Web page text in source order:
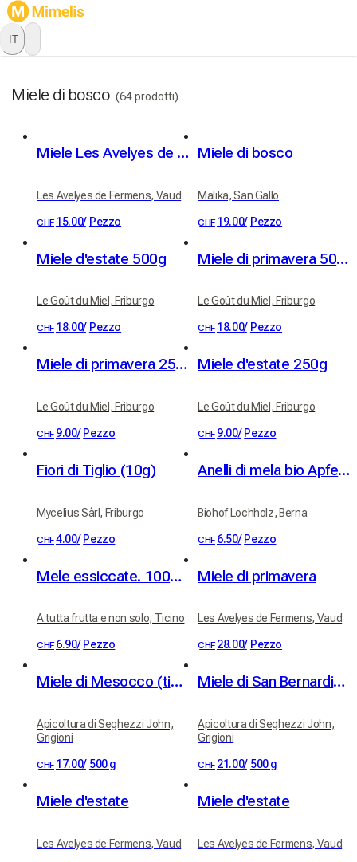
IT
Miele di bosco (64 prodotti)
Miele Les Avelyes de Fermens
Les Avelyes de Fermens, Vaud
CHF 15.00/ Pezzo
Miele di bosco
Malika, San Gallo
CHF 19.00/ Pezzo
Miele d'estate 500g
Le Goût du Miel, Friburgo
CHF 18.00/ Pezzo
Miele di primavera 500g
Le Goût du Miel, Friburgo
CHF 18.00/ Pezzo
Miele di primavera 250g
Le Goût du Miel, Friburgo
CHF 9.00/ Pezzo
Miele d'estate 250g
Le Goût du Miel, Friburgo
CHF 9.00/ Pezzo
Fiori di Tiglio (10g)
Mycelius Sàrl, Friburgo
CHF4.00/ Pezzo
Anelli di mela bio Apfelringli da alberi ad alto fusto 60 g
Biohof Lochholz, Berna
CHF 6.50/ Pezzo
Mele essiccate. 100% frutta
A tutta frutta e non solo, Ticino
CHF 6.90/ Pezzo
Miele di primavera
Les Avelyes de Fermens, Vaud
CHF 28.00/ Pezzo
Miele di Mesocco (tiglio e millefiori)
Apicoltura di Seghezzi John,
Grigioni
CHF 17.00/ 500 g
Miele di San Bernardino (rododendro - rosa alpina e millefiori)
Apicoltura di Seghezzi John,
Grigioni
CHF 21.00/ 500 g
Miele d'estate
Les Avelyes de Fermens, Vaud
Miele d'estate
Les Avelyes de Fermens, Vaud